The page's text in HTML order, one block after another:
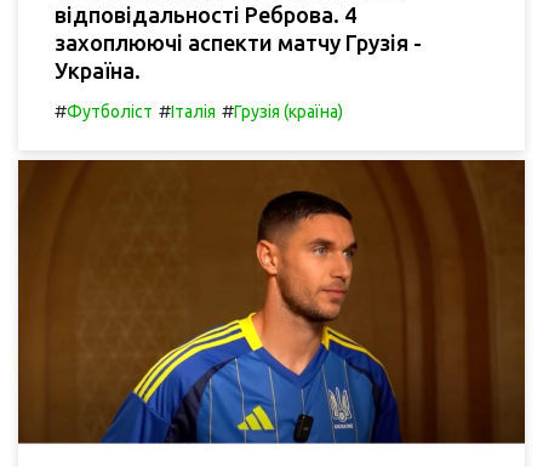
відповідальності Реброва. 4
захоплюючі аспекти матчу Грузія -
Україна.
#Футболіст #Італія #Грузія (країна)